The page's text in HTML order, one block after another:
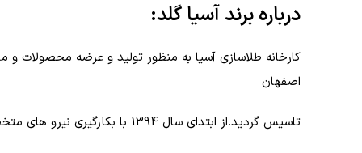
درباره برند آسیا گلد:
اصفهان
تاسیس گردید.از ابتدای سال 1394 با بکارگیری نیرو های متخصص و شیوه های نوین طراحی و تولید زیورآلات،محصولات جدید خود را تحت نشان تجاری وگاس عرضه نمود.